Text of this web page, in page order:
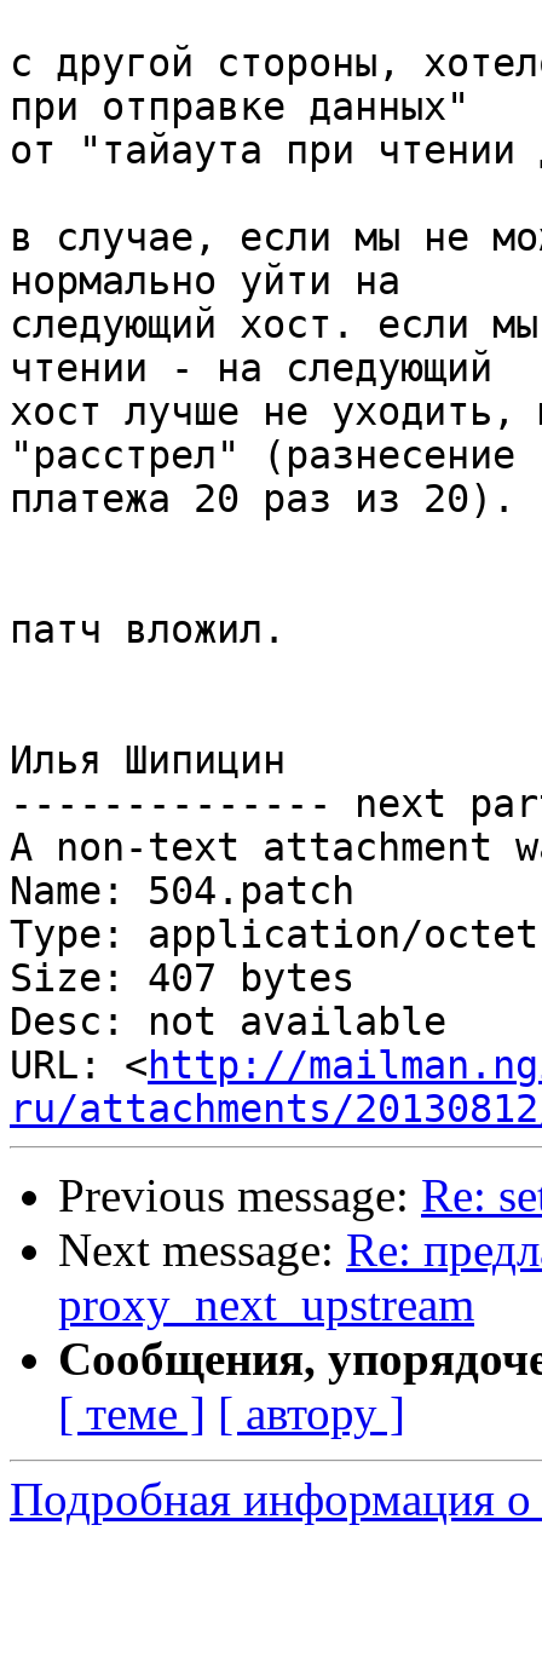
с другой стороны,
при отправке данных"
от "тайаута при чтении
в случае, если мы не
нормально уйти на
следующий хост. если
чтении - на следующий
хост лучше не уходить,
"расстрел" (разнесение
платежа 20 раз из 20).
патч вложил.
Илья Шипицин
-------------- next
A non-text attachment
Name: 504.patch
Type: application/
Size: 407 bytes
Desc: not available
URL: <http://
ru/attachments/
Previous message: Re:
Next message: Re:
proxy_next_upstream
Сообщения,
[ теме ] [ автору ]
Подробная информация